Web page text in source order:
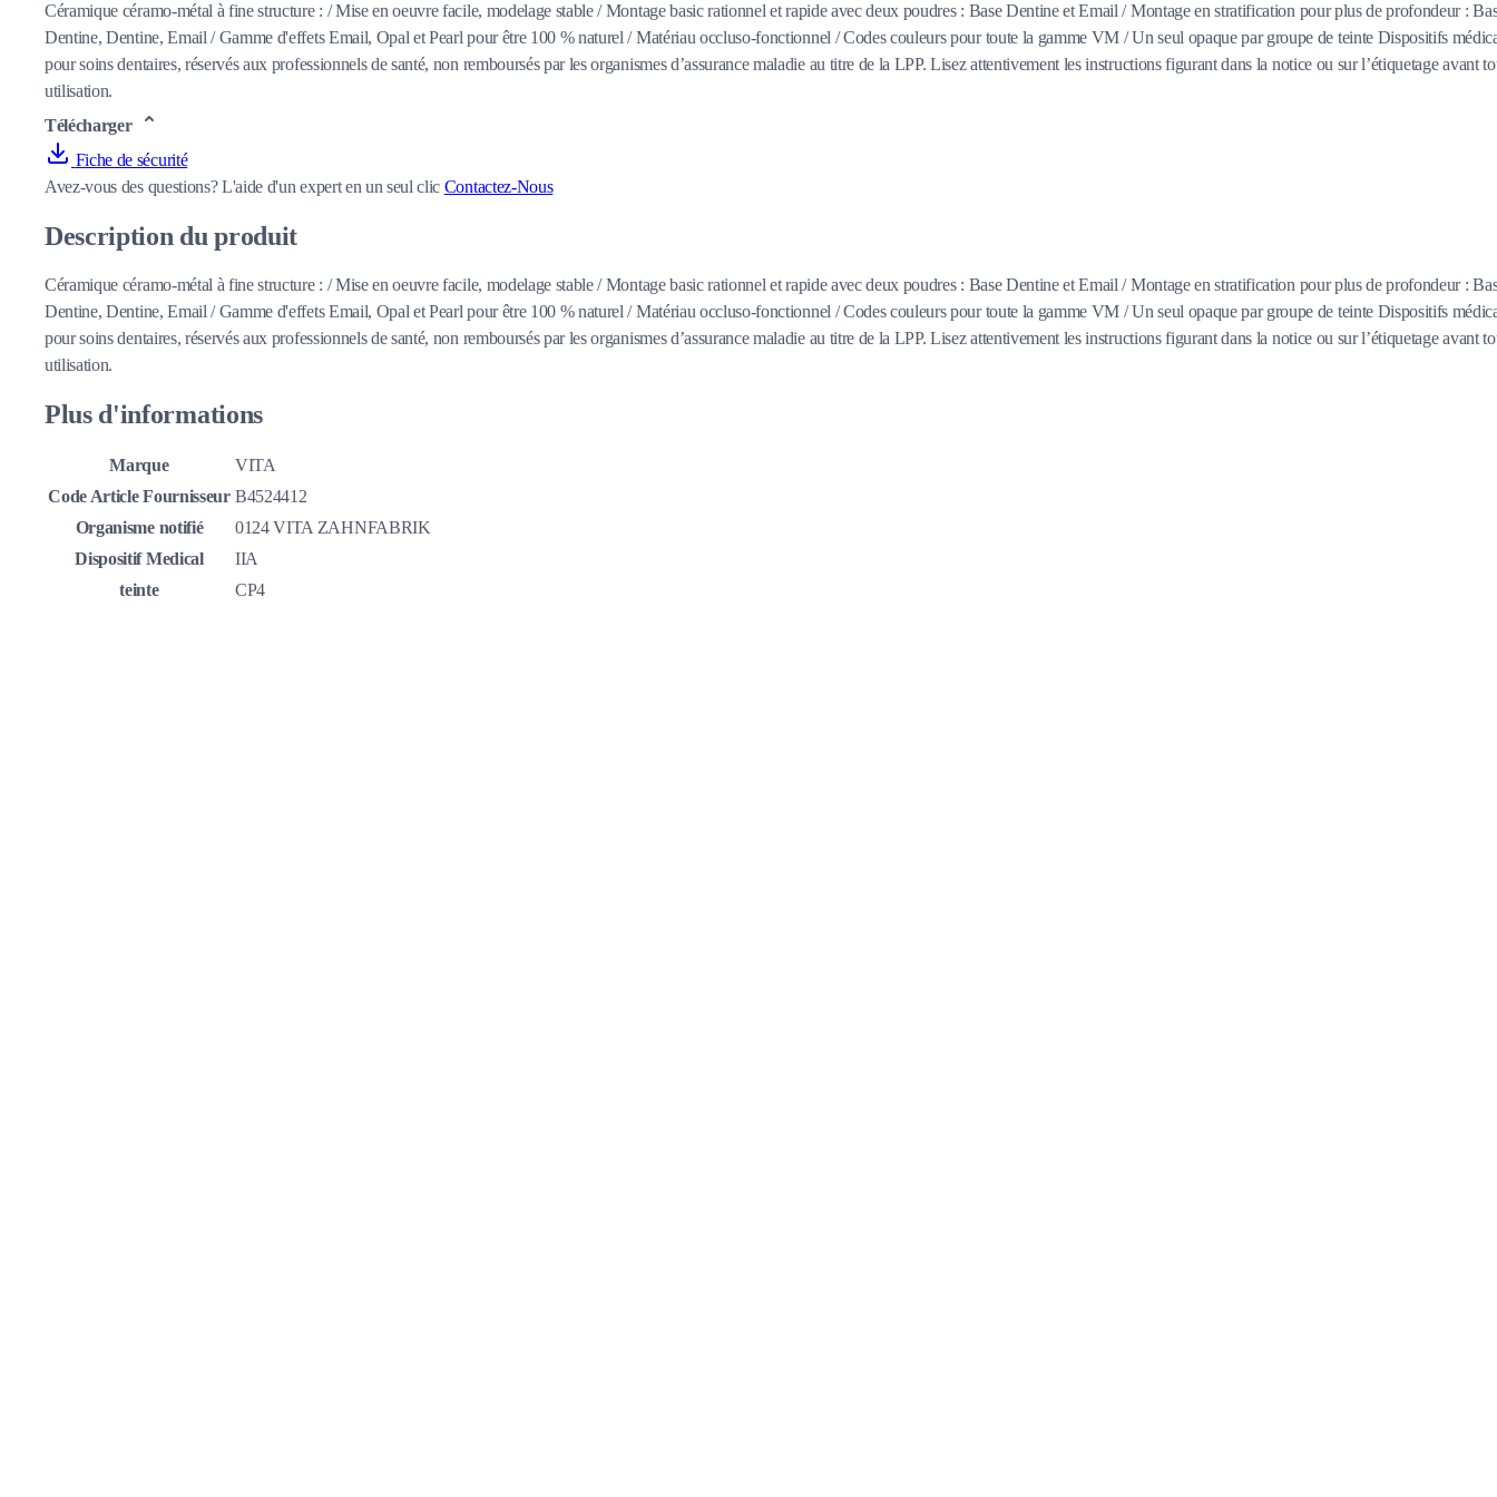
Céramique céramo-métal à fine structure : / Mise en oeuvre facile, modelage stable / Montage basic rationnel et rapide avec deux poudres : Base Dentine et Email / Montage en stratification pour plus de profondeur :
Dentine, Dentine, Email / Gamme d'effets Email, Opal et Pearl pour être 100 % naturel / Matériau occluso-fonctionnel / Codes couleurs pour toute la gamme VM / Un seul opaque par groupe de teinte Dispositifs
pour soins dentaires, réservés aux professionnels de santé, non remboursés par les organismes d’assurance maladie au titre de la LPP. Lisez attentivement les instructions figurant dans la notice ou sur l’étiquetage avant
utilisation.
Télécharger
Fiche de sécurité
Avez-vous des questions?L'aide d'un expert en un seul clic Contactez-Nous
Description du produit
Céramique céramo-métal à fine structure : / Mise en oeuvre facile, modelage stable / Montage basic rationnel et rapide avec deux poudres : Base Dentine et Email / Montage en stratification pour plus de profondeur :
Dentine, Dentine, Email / Gamme d'effets Email, Opal et Pearl pour être 100 % naturel / Matériau occluso-fonctionnel / Codes couleurs pour toute la gamme VM / Un seul opaque par groupe de teinte Dispositifs
pour soins dentaires, réservés aux professionnels de santé, non remboursés par les organismes d’assurance maladie au titre de la LPP. Lisez attentivement les instructions figurant dans la notice ou sur l’étiquetage avant
utilisation.
Plus d'informations
Marque
VITA
Code Article Fournisseur B4524412
Organisme notifié
0124 VITA ZAHNFABRIK
Dispositif Medical
IIA
teinte
CP4